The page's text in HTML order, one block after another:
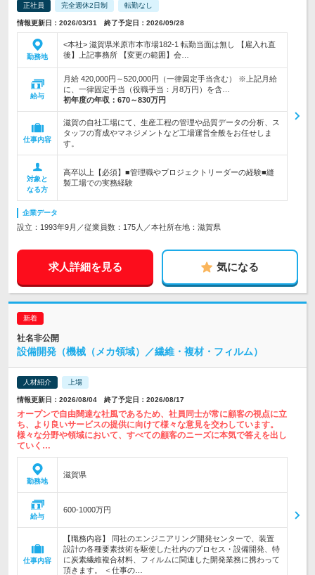
正社員 完全週休2日制 転勤なし
情報更新日：2026/03/31 終了予定日：2026/09/28
勤務地
<本社> 滋賀県米原市本市場182-1 転勤当面は無し 【雇入れ直
後】上記事務所 【変更の範囲】会…
給与
月給 420,000円～520,000円（一律固定手当含む） ※上記月給
に、一律固定手当（役職手当：月8万円）を含…
初年度の年収： 670～830万円
仕事内容
滋賀の自社工場にて、生産工程の管理や品質データの分析、ス
タッフの育成やマネジメントなど工場運営全般をお任せしま
す。
対象と
なる方
高卒以上【必須】■管理職やプロジェクトリーダーの経験■縫
製工場での実務経験
企業データ
設立：1993年9月／従業員数：175人／本社所在地：滋賀県
求人詳細を見る 気になる
社名非公開
設備開発（機械（メカ領域）／繊維・複材・フィルム）
人材紹介 上場
情報更新日：2026/08/04 終了予定日：2026/08/17
オープンで自由闊達な社風であるため、社員同士が常に顧客の視点に立
ち、より良いサービスの提供に向けて様々な意見を交わしています。
様々な分野や領域において、すべての顧客のニーズに本気で答えを出し
ていく…
勤務地
滋賀県
給与
600-1000万円
仕事内容
【職務内容】 同社のエンジニアリング開発センターで、装置
設計の各種要素技術を駆使した社内のプロセス・設備開発、特
に炭素繊維複合材料、フィルムに関連した開発業務に携わって
頂きます。 ＜仕事の…